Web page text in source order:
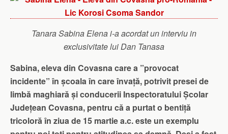
Tanara Sabina Elena i-a acordat un interviu in
exclusivitate lui Dan Tanasa
Sabina, eleva din Covasna care a ”provocat
incidente” în școala în care învață, potrivit presei de
limbă maghiară și conducerii Inspectoratului Școlar
Județean Covasna, pentru că a purtat o bentiță
tricoloră în ziua de 15 martie a.c. este un exemplu